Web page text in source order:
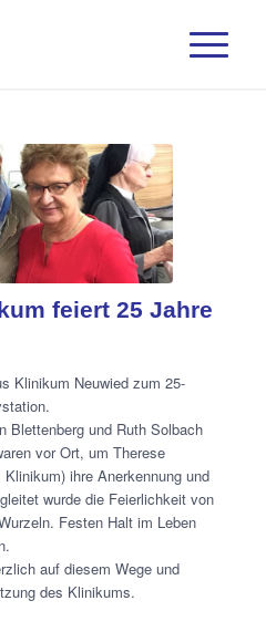
feiert 25 Jahre
Klinikum Neuwied zum 25-
Blettenberg und Ruth Solbach
vor Ort, um Therese
ihre Anerkennung und
wurde die Feierlichkeit von
Festen Halt im Leben
auf diesem Wege und
des Klinikums.